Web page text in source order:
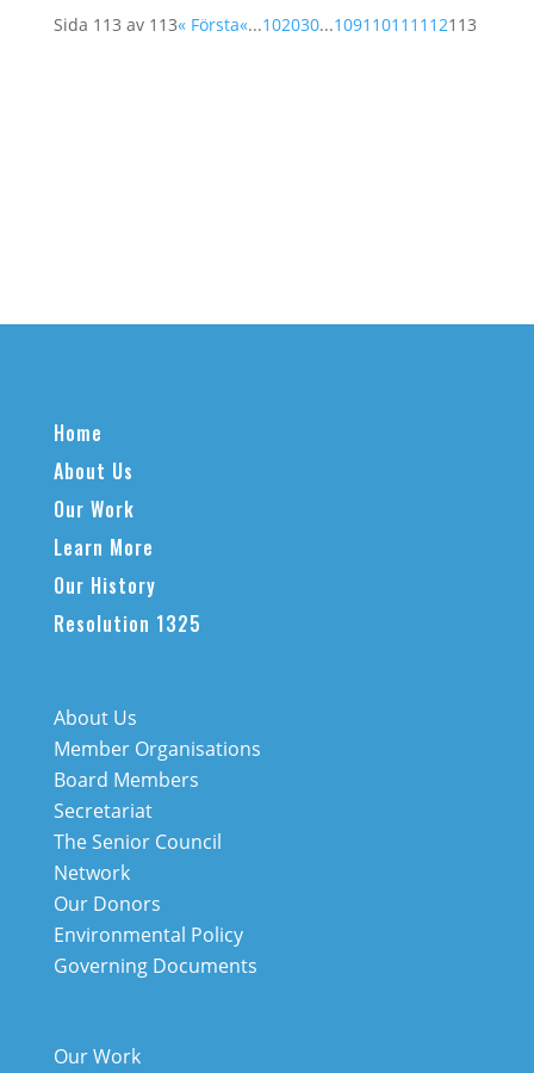
Sida 113 av 113« Första«...102030...109110111 112113
Home
About Us
Our Work
Learn More
Our History
Resolution 1325
About Us
Member Organisations
Board Members
Secretariat
The Senior Council
Network
Our Donors
Environmental Policy
Governing Documents
Our Work